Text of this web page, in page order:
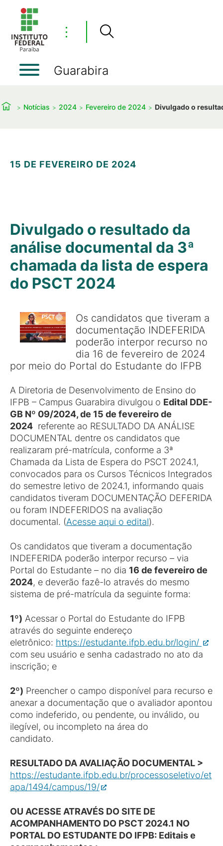
⋮
Guarabira
Notícias 2024 Fevereiro de 2024 Divulgado o
15 DE FEVEREIRO DE 2024
Divulgado o resultado da
análise documental da 3ª
chamada da lista de espera
do PSCT 2024
Os candidatos que tiveram a
documentação INDEFERIDA
poderão interpor recurso no
dia 16 de fevereiro de 2024
por meio do Portal do Estudante do IFPB
A Diretoria de Desenvolvimento de Ensino do
IFPB – Campus Guarabira divulgou o Edital DDE-
GB Nº 09/2024, de 15 de fevereiro de
2024 referente ao RESULTADO DA ANÁLISE
DOCUMENTAL dentre os candidatos que
realizaram pré-matrícula, conforme a 3ª
Chamada da Lista de Espera do PSCT 2024.1,
convocados para os Cursos Técnicos Integrados
do semestre letivo de 2024.1, informando quais
candidatos tiveram DOCUMENTAÇÃO DEFERIDA
ou foram INDEFERIDOS na avaliação
documental. (Acesse aqui o edital).
Os candidatos que tiveram a documentação
INDEFERIDA poderão interpor recurso – via
Portal do Estudante – no dia 16 de fevereiro de
2024, e deverão fazê-lo através do mesmo
sistema de pré-matrícula da seguinte forma:
1º) Acessar o Portal do Estudante do IFPB
através do seguinte endereço
eletrônico: https://estudante.ifpb.edu.br/login/
com seu usuário e senha cadastrado no ato da
inscrição; e
2º) Preencher o campo disponível para recurso e
anexar a documentação que o avaliador apontou
como indeferido, ou pendente, ou inválido, ou
ilegível, ou incompleto na área do
candidato.
RESULTADO DA AVALIAÇÃO DOCUMENTAL >
https://estudante.ifpb.edu.br/processoseletivo/et
apa/1494/campus/19/
OU ACESSE ATRAVÉS DO SITE DE
ACOMPANHAMENTO DO PSCT 2024.1 NO
PORTAL DO ESTUDANTE DO IFPB: Editais e